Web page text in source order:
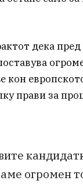
дека
кон
прави за
огромен